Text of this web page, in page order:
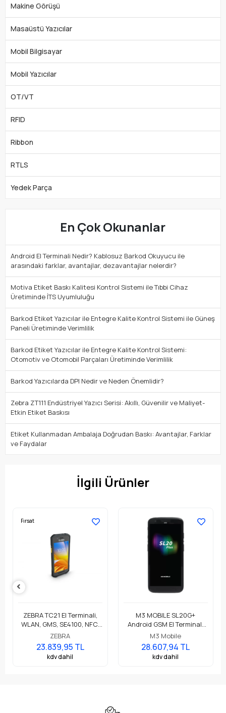
Makine Görüşü
Masaüstü Yazıcılar
Mobil Bilgisayar
Mobil Yazıcılar
OT/VT
RFID
Ribbon
RTLS
Yedek Parça
En Çok Okunanlar
Android El Terminali Nedir? Kablosuz Barkod Okuyucu ile
arasındaki farklar, avantajlar, dezavantajlar nelerdir?
Motiva Etiket Baskı Kalitesi Kontrol Sistemi ile Tıbbi Cihaz
Üretiminde İTS Uyumluluğu
Barkod Etiket Yazıcılar ile Entegre Kalite Kontrol Sistemi ile Güneş
Paneli Üretiminde Verimlilik
Barkod Etiket Yazıcılar ile Entegre Kalite Kontrol Sistemi:
Otomotiv ve Otomobil Parçaları Üretiminde Verimlilik
Barkod Yazıcılarda DPI Nedir ve Neden Önemlidir?
Zebra ZT111 Endüstriyel Yazıcı Serisi: Akıllı, Güvenilir ve Maliyet-
Etkin Etiket Baskısı
Etiket Kullanmadan Ambalaja Doğrudan Baskı: Avantajlar, Farklar
ve Faydalar
İlgili Ürünler
Fırsat
ZEBRA TC21 El Terminali,
WLAN, GMS, SE4100, NFC,
3GB/32GB, 13MP
RFC, Standart Pil
ZEBRA
23.839,95 TL
kdv dahil
M3 MOBILE SL20G+
Android GSM El Terminali
Wi-Fi BT 5.0 NFC,
4GB/64GB, SE4710 2D
Okuyucu
M3 Mobile
28.607,94 TL
kdv dahil